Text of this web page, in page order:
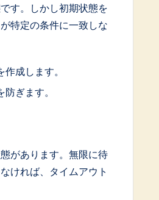
す。しかし初期状態を
特定の条件に一致しな
成します。
ぎます。
があります。無限に待
ければ、タイムアウト